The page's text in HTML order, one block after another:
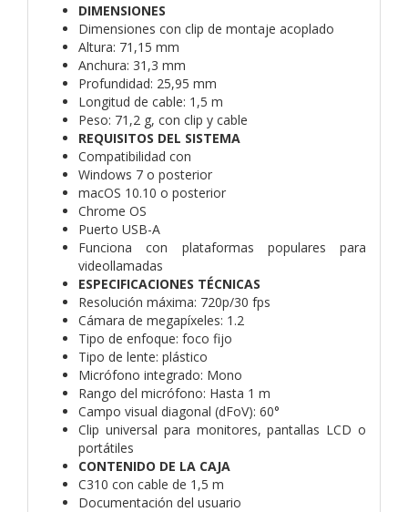
DIMENSIONES
Dimensiones con clip de montaje acoplado
Altura: 71,15 mm
Anchura: 31,3 mm
Profundidad: 25,95 mm
Longitud de cable: 1,5 m
Peso: 71,2 g, con clip y cable
REQUISITOS DEL SISTEMA
Compatibilidad con
Windows 7 o posterior
macOS 10.10 o posterior
Chrome OS
Puerto USB-A
Funciona con plataformas populares para
videollamadas
ESPECIFICACIONES TÉCNICAS
Resolución máxima: 720p/30 fps
Cámara de megapíxeles: 1.2
Tipo de enfoque: foco fijo
Tipo de lente: plástico
Micrófono integrado: Mono
Rango del micrófono: Hasta 1 m
Campo visual diagonal (dFoV): 60°
Clip universal para monitores, pantallas LCD o
portátiles
CONTENIDO DE LA CAJA
C310 con cable de 1,5 m
Documentación del usuario